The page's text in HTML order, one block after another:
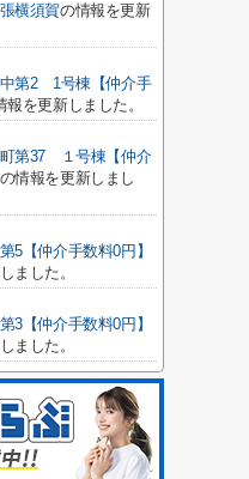
横須賀の情報を更新
第2 1号棟【仲介手
報を更新しました。
第37 １号棟【仲介
の情報を更新しまし
5【仲介手数料0円】
ました。
3【仲介手数料0円】
ました。